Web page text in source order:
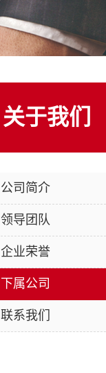
关于我们
公司简介
领导团队
企业荣誉
下属公司
联系我们